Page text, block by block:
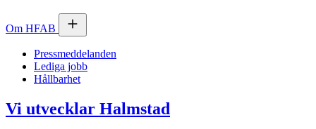
Om HFAB
Pressmeddelanden
Lediga jobb
Hållbarhet
Vi utvecklar Halmstad